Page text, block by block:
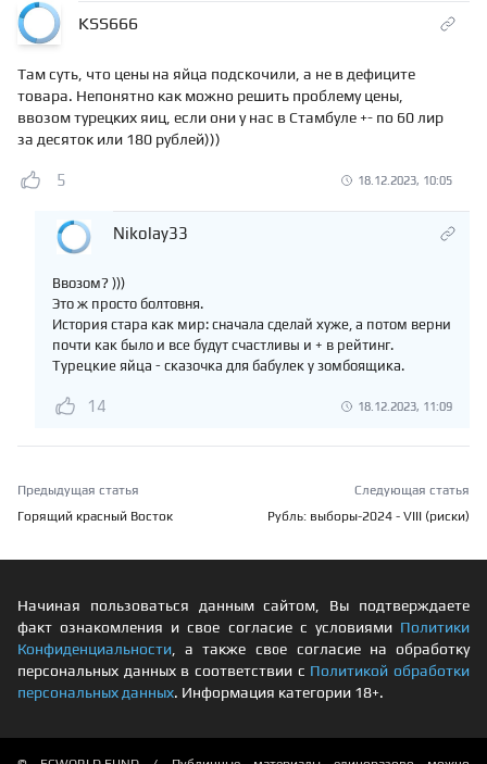
KSS666
Там суть, что цены на яйца подскочили, а не в дефиците
товара. Непонятно как можно решить проблему цены,
ввозом турецких яиц, если они у нас в Стамбуле +- по 60 лир
за десяток или 180 рублей)))
5 18.12.2023, 10:05
Nikolay33
Ввозом? )))
Это ж просто болтовня.
История стара как мир: сначала сделай хуже, а потом верни
почти как было и все будут счастливы и + в рейтинг.
Турецкие яйца - сказочка для бабулек у зомбоящика.
14 18.12.2023, 11:09
Предыдущая статья
Горящий красный Восток
Следующая статья
Рубль: выборы-2024 - VIII (риски)
Начиная пользоваться данным сайтом, Вы подтверждаете
факт ознакомления и свое согласие с условиями Политики
Конфиденциальности , а также свое согласие на обработку
персональных данных в соответствии с Политикой обработки
персональных данных. Информация категории 18+.